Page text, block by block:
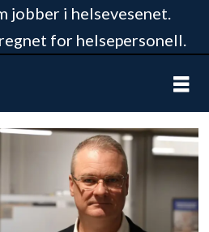
jobber i helsevesenet.
for helsepersonell.